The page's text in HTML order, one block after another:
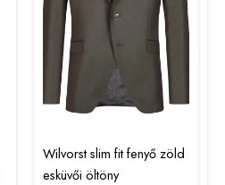
Wilvorst slim fit fenyő zöld
esküvői öltöny